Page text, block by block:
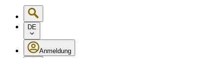
DE
Anmeldung